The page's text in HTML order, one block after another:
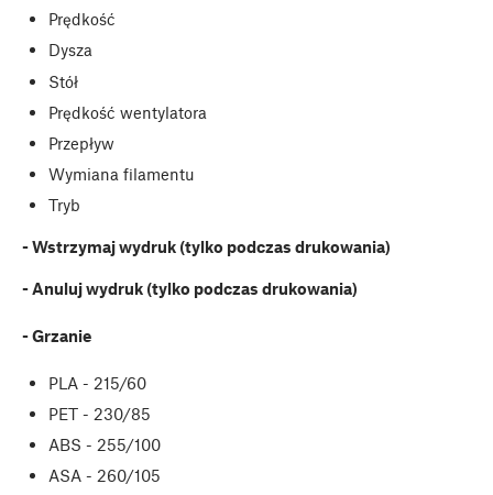
Prędkość
Dysza
Stół
Prędkość wentylatora
Przepływ
Wymiana filamentu
Tryb
- Wstrzymaj wydruk (tylko podczas drukowania)
- Anuluj wydruk (tylko podczas drukowania)
- Grzanie
PLA - 215/60
PET - 230/85
ABS - 255/100
ASA - 260/105